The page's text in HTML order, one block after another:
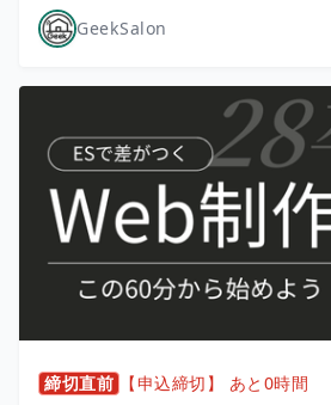
GeekSalon
締切直前 【申込締切】 あと0時間